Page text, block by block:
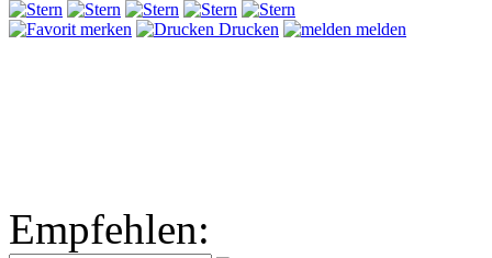
merken Drucken melden
Empfehlen: